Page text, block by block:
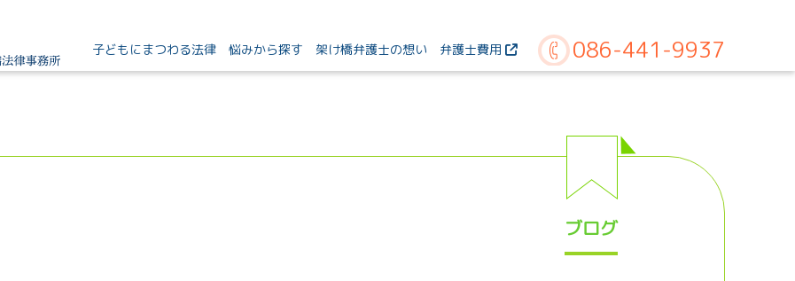
子どもにまつわる法律 悩みから探す 架け橋弁護士の想い 弁護士費用 086-441-9937
ブログ